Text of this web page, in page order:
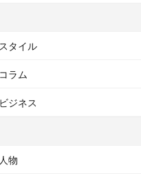
スタイル
コラム
ビジネス
人物